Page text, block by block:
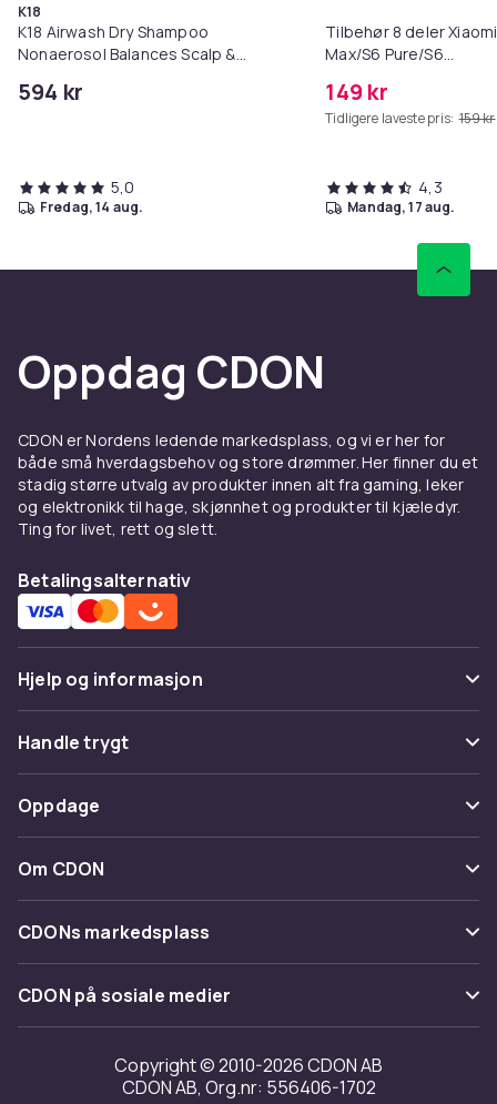
K18
K18 Airwash Dry Shampoo
Nonaerosol Balances Scalp &
594 kr
5,0
fredag, 14 aug.
Tilbehør 8 deler
Max/S6 Pure/S6
149 kr
Tidligere laveste pris: 159 kr
4,3
mandag, 17 aug.
Oppdag CDON
CDON er Nordens ledende markedsplass, og vi er her for
både små hverdagsbehov og store drømmer. Her finner du et
stadig større utvalg av produkter innen alt fra gaming, leker
og elektronikk til hage, skjønnhet og produkter til kjæledyr.
Ting for livet, rett og slett.
Betalingsalternativ
Hjelp og informasjon
Vanlige spørsmål
Spor pakke
Angre & returner her
Kontakt oss
Handle trygt
Betaling
Levering
Tilbakekallinger
Oppdage
Kategorier
Varemerker
Om CDON
Om oss
Kundeanmeldelser
Jobbe på CDON
Investor relations
CDONs markedsplass
Merchant Help Center
CDON på sosiale medier
Copyright © 2010-2026 CDON AB
CDON AB, Org.nr: 556406-1702